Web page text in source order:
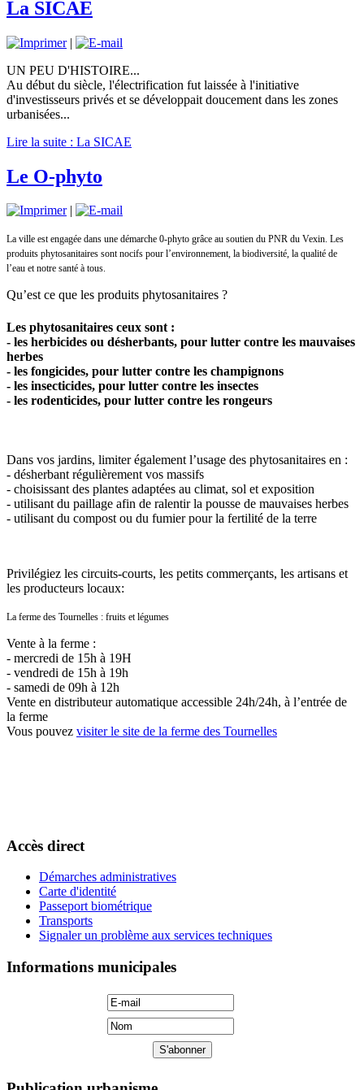
La SICAE
|
UN PEU D'HISTOIRE...
Au début du siècle, l'électrification fut laissée à l'initiative
d'investisseurs privés et se développait doucement dans les zones
urbanisées...
Lire la suite : La SICAE
Le O-phyto
|
La ville est engagée dans une démarche 0-phyto grâce au soutien du PNR du Vexin. Les
produits phytosanitaires sont nocifs pour l’environnement, la biodiversité, la qualité de
l’eau et notre santé à tous.
Qu’est ce que les produits phytosanitaires ?
Les phytosanitaires ceux sont :
- les herbicides ou désherbants, pour lutter contre les mauvaises
herbes
- les fongicides, pour lutter contre les champignons
- les insecticides, pour lutter contre les insectes
- les rodenticides, pour lutter contre les rongeurs
Dans vos jardins, limiter également l’usage des phytosanitaires en :
- désherbant régulièrement vos massifs
- choisissant des plantes adaptées au climat, sol et exposition
- utilisant du paillage afin de ralentir la pousse de mauvaises herbes
- utilisant du compost ou du fumier pour la fertilité de la terre
Privilégiez les circuits-courts, les petits commerçants, les artisans et
les producteurs locaux:
La ferme des Tournelles : fruits et légumes
Vente à la ferme :
- mercredi de 15h à 19H
- vendredi de 15h à 19h
- samedi de 09h à 12h
Vente en distributeur automatique accessible 24h/24h, à l’entrée de
la ferme
Vous pouvez visiter le site de la ferme des Tournelles
Accès direct
Démarches administratives
Carte d'identité
Passeport biométrique
Transports
Signaler un problème aux services techniques
Informations municipales